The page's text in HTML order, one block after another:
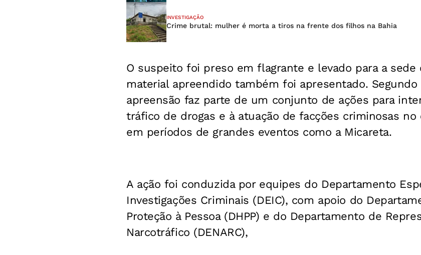
INVESTIGAÇÃO
Crime brutal: mulher é morta a tiros na frente dos filhos na Bahia
O suspeito foi preso em flagrante e levado para a sede
material apreendido também foi apresentado. Segundo
apreensão faz parte de um conjunto de ações para
tráfico de drogas e à atuação de facções criminosas
em períodos de grandes eventos como a Micareta.
A ação foi conduzida por equipes do Departamento
Investigações Criminais (DEIC), com apoio do
Proteção à Pessoa (DHPP) e do Departamento de
Narcotráfico (DENARC),